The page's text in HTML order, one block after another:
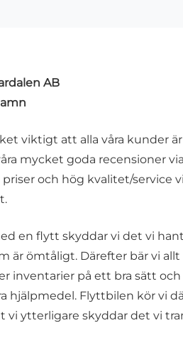
AB
viktigt att alla våra kunder
mycket goda recensioner
och hög kvalitet/service
en flytt skyddar vi det vi
är ömtåligt. Därefter bär vi
inventarier på ett bra sätt
hjälpmedel. Flyttbilen kör vi
vi ytterligare skyddar det vi